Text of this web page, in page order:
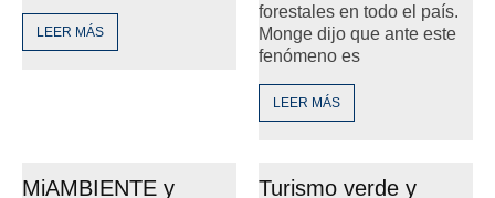
LEER MÁS
forestales en todo el país.
Monge dijo que ante este
fenómeno es
LEER MÁS
MiAMBIENTE y
Turismo verde y